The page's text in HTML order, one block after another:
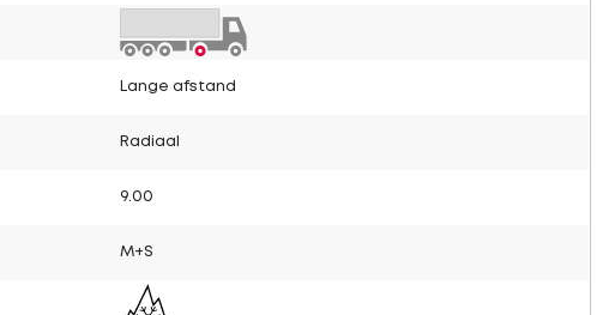
Lange afstand
Radiaal
9.00
M+S